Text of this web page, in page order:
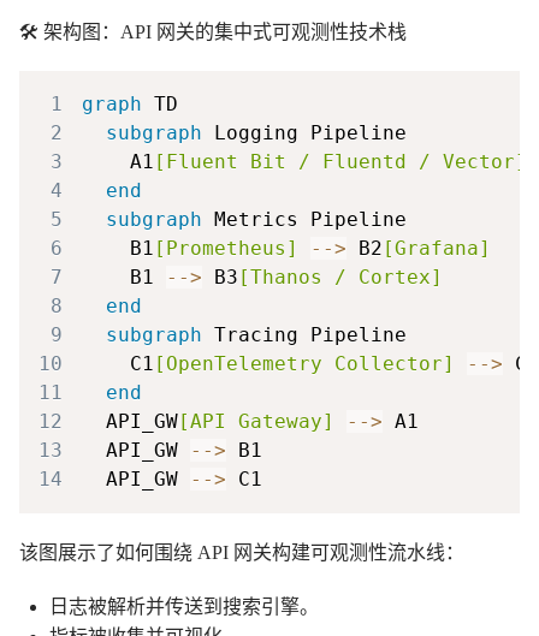
🛠️ 架构图：API 网关的集中式可观测性技术栈
1 graph
2
subgraph
3
    A1
[Fluent Bit / Fluentd / Vector]
4
end
5
subgraph
6
    B1
[Prometheus] --> B2 [Grafana]
7
    B1
--> B3 [Thanos / Cortex]
8
end
9
subgraph
10
    C1
[OpenTelemetry Collector] --> C2
11
end
12
  API_GW
[API Gateway] -->
13
  API_GW
-->
14
  API_GW
--> C1
该图展示了如何围绕 API 网关构建可观测性流水线：
日志被解析并传送到搜索引擎。